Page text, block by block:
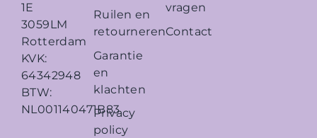
1E
3059LM
Rotterdam
KVK:
64342948
BTW:
NL001140471B83
Ruilen en
retourneren
Garantie
en
klachten
Privacy
policy
vragen
Contact